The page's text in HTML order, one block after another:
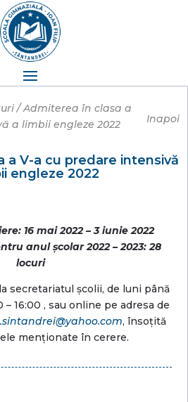
/ Admiterea în clasa a
a limbii engleze 2022
Inapoi
a V-a cu predare intensivă
engleze 2022
16 mai 2022 – 3 iunie 2022
anul școlar 2022 – 2023: 28
locuri
secretariatul școlii, de luni până
16:00 , sau online pe adresa de
, însoțită
menționate în cerere.